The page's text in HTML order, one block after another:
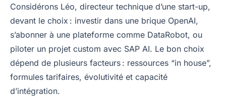
Considérons Léo, directeur technique d’une start-up,
devant le choix : investir dans une brique OpenAI,
s’abonner à une plateforme comme DataRobot, ou
piloter un projet custom avec SAP AI. Le bon choix
dépend de plusieurs facteurs : ressources “in house”,
formules tarifaires, évolutivité et capacité
d’intégration.